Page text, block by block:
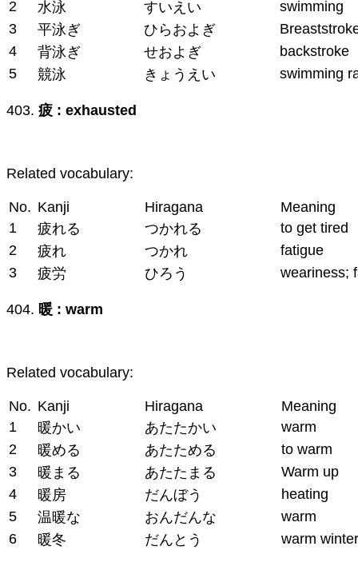
2
水泳 すいえい
swimming
3
平泳ぎ ひらおよぎ
4
背泳ぎ せおよぎ
backstroke
5
競泳 きょうえい swimming
403. 疲 : exhausted
Related vocabulary:
No. Kanji Hiragana
Meaning
1
疲れる つかれる
to get tired
2
疲れ つかれ
fatigue
3
疲労 ひろう weariness;
404. 暖 : warm
Related vocabulary:
No. Kanji Hiragana
Meaning
1
暖かい あたたかい
warm
2
暖める あたためる
to warm
3
暖まる あたたまる
Warm up
4
暖房 だんぼう
heating
5
温暖な おんだんな
warm
6
暖冬 だんとう warm winter